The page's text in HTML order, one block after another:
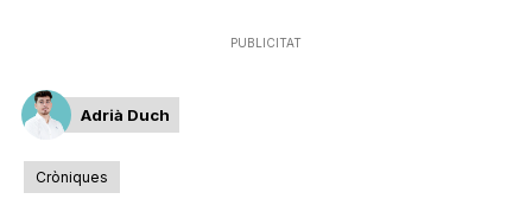
PUBLICITAT
Adrià Duch
Cròniques